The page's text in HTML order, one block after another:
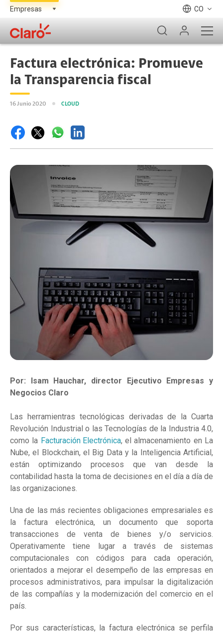
CO
Factura electrónica: Promueve
la Transparencia fiscal
16 Junio 2020 CLOUD
Por: Isam Hauchar, director Ejecutivo Empresas y
Negocios Claro
Las herramientras tecnológicas derivadas de la Cuarta
Revolución Industrial o las Tecnologías de la Industria 4.0,
como la Facturación Electrónica, el almacenamiento en La
Nube, el Blockchain, el Big Data y la Inteligencia Artificial,
están optimizando procesos que van desde la
contabilidad hasta la toma de decisiones en el día a día de
las organizaciones.
Una de las más recientes obligaciones empresariales es
la factura electrónica, un documento que soporta
transacciones de venta de bienes y/o servicios.
Operativamente tiene lugar a través de sistemas
computacionales con códigos para cada operación,
orientados a mejorar el desempeño de las empresas en
procesos administrativos, para impulsar la digitalización
de las compañías y la modernización del comercio en el
país.
Por sus características, la factura electrónica se perfila